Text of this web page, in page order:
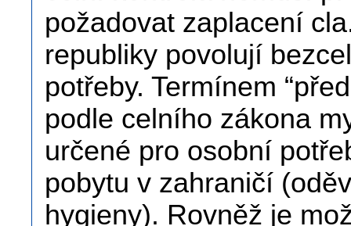
požadovat zaplacení
republiky povolují
potřeby. Termínem
podle celního zákona
určené pro osobní
pobytu v zahraničí
hygieny). Rovněž je